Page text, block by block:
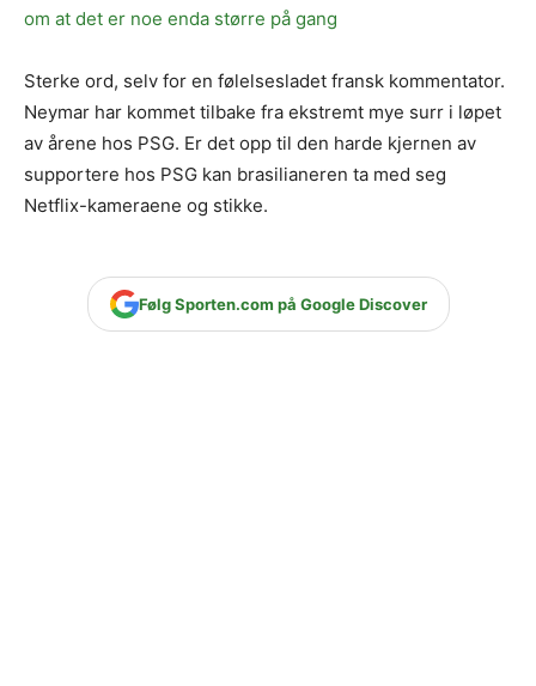
om at det er noe enda større på gang
Sterke ord, selv for en følelsesladet fransk kommentator.
Neymar har kommet tilbake fra ekstremt mye surr i løpet
av årene hos PSG. Er det opp til den harde kjernen av
supportere hos PSG kan brasilianeren ta med seg
Netflix-kameraene og stikke.
Følg Sporten.com på Google Discover